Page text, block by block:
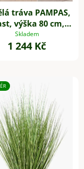
tráva PAMPAS,
výška 80 cm,
zelená
Skladem
1 244 Kč